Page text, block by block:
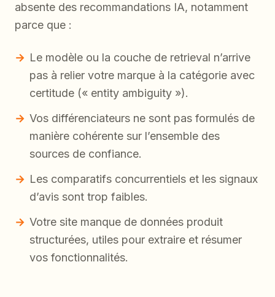
absente des recommandations IA, notamment
parce que :
Le modèle ou la couche de retrieval n’arrive
pas à relier votre marque à la catégorie avec
certitude (« entity ambiguity »).
Vos différenciateurs ne sont pas formulés de
manière cohérente sur l’ensemble des
sources de confiance.
Les comparatifs concurrentiels et les signaux
d’avis sont trop faibles.
Votre site manque de données produit
structurées, utiles pour extraire et résumer
vos fonctionnalités.